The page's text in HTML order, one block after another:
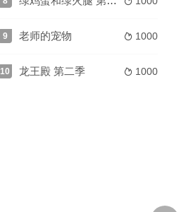
昭,山本和臣,深见梨加,大野智敬,菱川花菜
9  1000
老师的宠物
10  1000
龙王殿 第二季